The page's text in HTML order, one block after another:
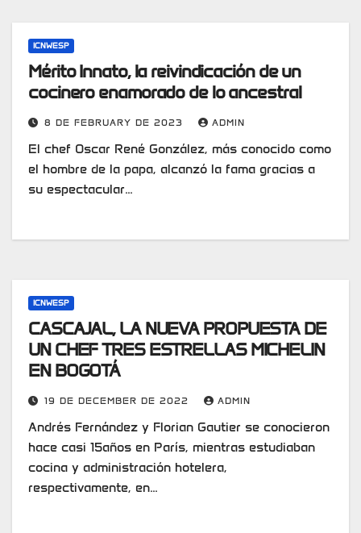
ICNWESP
Mérito Innato, la reivindicación de un
cocinero enamorado de lo ancestral
8 DE FEBRUARY DE 2023 ADMIN
El chef Oscar René González, más conocido como
el hombre de la papa, alcanzó la fama gracias a
su espectacular…
ICNWESP
CASCAJAL, LA NUEVA PROPUESTA DE
UN CHEF TRES ESTRELLAS MICHELIN
EN BOGOTÁ
19 DE DECEMBER DE 2022 ADMIN
Andrés Fernández y Florian Gautier se conocieron
hace casi 15años en París, mientras estudiaban
cocina y administración hotelera,
respectivamente, en…